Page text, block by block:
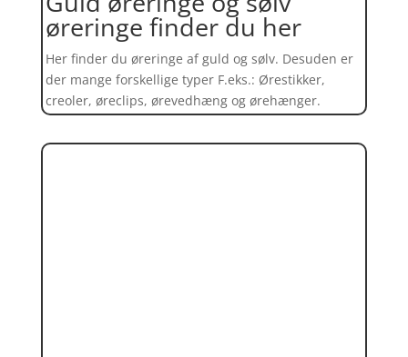
øreringe finder du her
Her finder du øreringe af guld og sølv. Desuden er
der mange forskellige typer F.eks.: Ørestikker,
creoler, øreclips, ørevedhæng og ørehænger.